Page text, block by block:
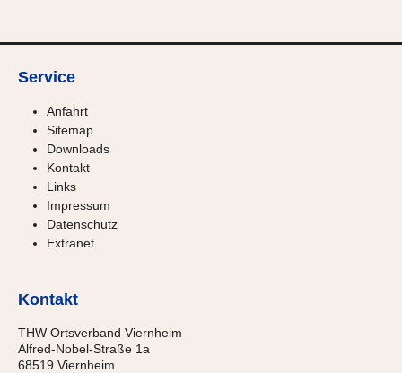
Service
Anfahrt
Sitemap
Downloads
Kontakt
Links
Impressum
Datenschutz
Extranet
Kontakt
THW Ortsverband Viernheim
Alfred-Nobel-Straße 1a
68519 Viernheim